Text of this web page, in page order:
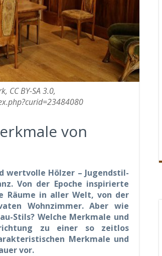
CC BY-SA 3.0,
von
wertvolle Hölzer – Jugendstil-
Von der Epoche inspirierte
Räume in aller Welt, von der
Wohnzimmer. Aber wie
Stils? Welche Merkmale und
zu einer so zeitlos
Merkmale und
vor.